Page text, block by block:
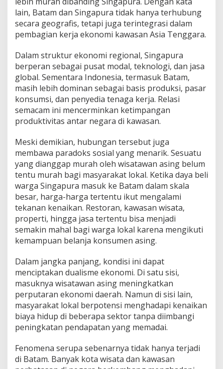
lain, Batam dan Singapura tidak hanya terhubung
secara geografis, tetapi juga terintegrasi dalam
pembagian kerja ekonomi kawasan Asia Tenggara.
Dalam struktur ekonomi regional, Singapura
berperan sebagai pusat modal, teknologi, dan jasa
global. Sementara Indonesia, termasuk Batam,
masih lebih dominan sebagai basis produksi, pasar
konsumsi, dan penyedia tenaga kerja. Relasi
semacam ini mencerminkan ketimpangan
produktivitas antar negara di kawasan.
Meski demikian, hubungan tersebut juga
membawa paradoks sosial yang menarik. Sesuatu
yang dianggap murah oleh wisatawan asing belum
tentu murah bagi masyarakat lokal. Ketika daya beli
warga Singapura masuk ke Batam dalam skala
besar, harga-harga tertentu ikut mengalami
tekanan kenaikan. Restoran, kawasan wisata,
properti, hingga jasa tertentu bisa menjadi
semakin mahal bagi warga lokal karena mengikuti
kemampuan belanja konsumen asing.
Dalam jangka panjang, kondisi ini dapat
menciptakan dualisme ekonomi. Di satu sisi,
masuknya wisatawan asing meningkatkan
perputaran ekonomi daerah. Namun di sisi lain,
masyarakat lokal berpotensi menghadapi kenaikan
biaya hidup di beberapa sektor tanpa diimbangi
peningkatan pendapatan yang memadai.
Fenomena serupa sebenarnya tidak hanya terjadi
di Batam. Banyak kota wisata dan kawasan